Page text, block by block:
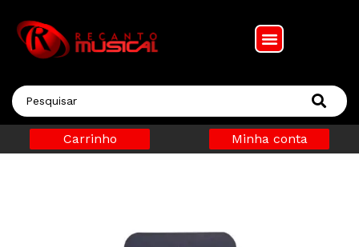
Carrinho Minha conta